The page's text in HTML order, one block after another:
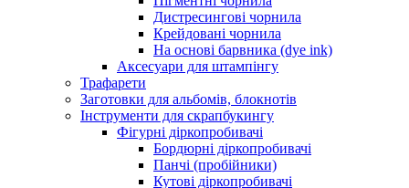
Дистресингові чорнила
Крейдовані чорнила
На основі барвника (dye ink)
Аксесуари для штампінгу
Трафарети
Заготовки для альбомів, блокнотів
Інструменти для скрапбукингу
Фігурні діркопробивачі
Бордюрні діркопробивачі
Панчі (пробійники)
Кутові діркопробивачі